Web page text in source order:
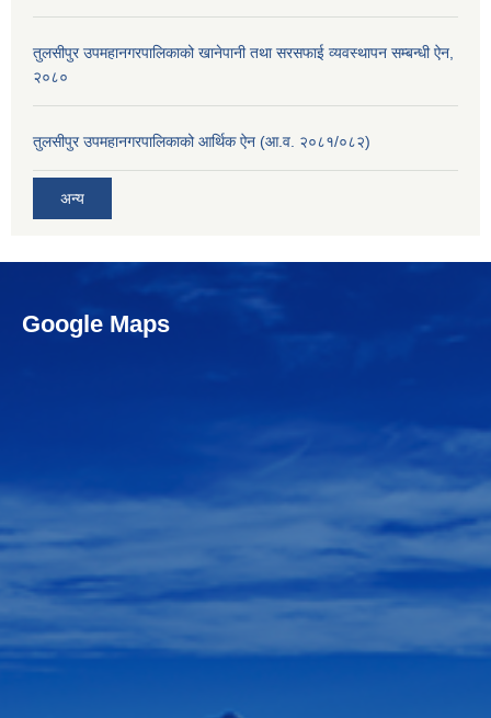
तुलसीपुर उपमहानगरपालिकाको खानेपानी तथा सरसफाई व्यवस्थापन सम्बन्धी ऐन,
२०८०
तुलसीपुर उपमहानगरपालिकाको आर्थिक ऐन (आ.व. २०८१/०८२)
अन्य
Google Maps